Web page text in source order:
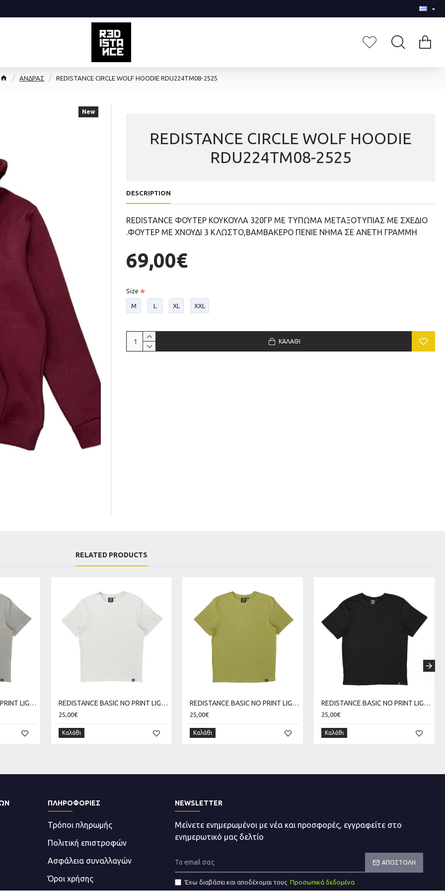
ΑΝΔΡΑΣ REDISTANCE CIRCLE WOLF HOODIE RDU224TM08-2525
New
REDISTANCE CIRCLE WOLF HOODIE
RDU224TM08-2525
DESCRIPTION
REDISTANCE ΦΟΥΤΕΡ ΚΟΥΚΟΥΛΑ 320ΓΡ ΜΕ ΤΥΠΩΜΑ ΜΕΤΑΞΟΤΥΠΙΑΣ ΜΕ ΣΧΕΔΙΟ
.ΦΟΥΤΕΡ ΜΕ ΧΝΟΥΔΙ 3 ΚΛΩΣΤΟ,ΒΑΜΒΑΚΕΡΟ ΠΕΝΙΕ ΝΗΜΑ ΣΕ ΑΝΕΤΗ ΓΡΑΜΜΗ
69,00€
Size
M L XL XXL
ΚΑΛΆΘΙ
RELATED PRODUCTS
REDISTANCE BASIC NO PRINT LIGHT TEE RDU000B00-0606 REDISTANCE BASIC NO PRINT LIGHT TEE RDU000B00-0707
25,00€
Καλάθι
REDISTANCE BASIC NO PRINT LIGHT TEE RDU000B00-1616
25,00€
Καλάθι
REDISTANCE BASIC NO PRINT LIGHT TEE RDU000B00-2020
25,00€
Καλάθι
ΠΛΗΡΟΦΟΡΊΕΣ
Τρόποι πληρωμής
Πολιτική επιστροφών
Ασφάλεια συναλλαγών
Όροι χρήσης
NEWSLETTER
Μείνετε ενημερωμένοι με νέα και προσφορές, εγγραφείτε στο
ενημερωτικό μας δελτίο
ΑΠΟΣΤΟΛΉ
Έχω διαβάσει και αποδέχομαι τους Προσωπικά δεδομένα